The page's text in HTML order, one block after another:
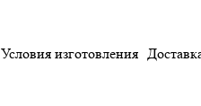
Условия изготовления